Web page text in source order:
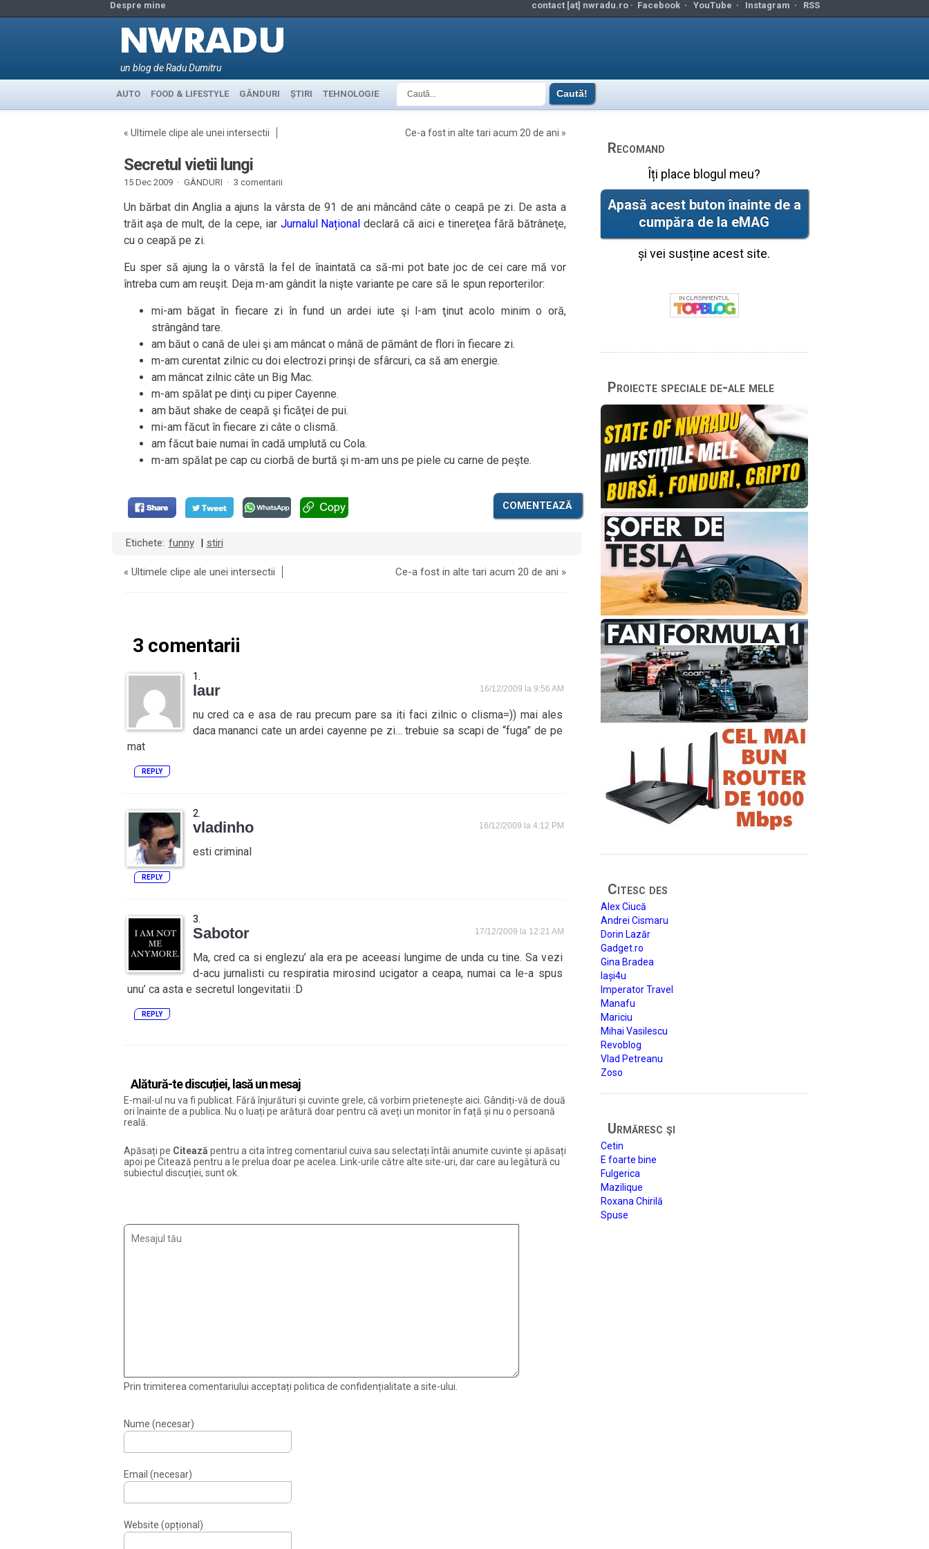
Despre mine contact [at] nwradu.ro · Facebook· YouTube · Instagram · RSS
un blog de Radu Dumitru
AUTO FOOD & LIFESTYLE GÂNDURI ȘTIRI TEHNOLOGIE
« Ultimele clipe ale unei intersectii Ce-a fost in alte tari acum 20 de ani »
Secretul vietii lungi
15 Dec 2009 · GÂNDURI · 3 comentarii
Un bărbat din Anglia a ajuns la vârsta de 91 de ani mâncând câte o ceapă pe zi. De asta a
trăit aşa de mult, de la cepe, iar Jurnalul Național declară că aici e tinereţea fără bătrâneţe,
cu o ceapă pe zi.
Eu sper să ajung la o vârstă la fel de înaintată ca să-mi pot bate joc de cei care mă vor
întreba cum am reuşit. Deja m-am gândit la nişte variante pe care să le spun reporterilor:
mi-am băgat în fiecare zi în fund un ardei iute şi l-am ţinut acolo minim o oră,
strângând tare.
am băut o cană de ulei şi am mâncat o mână de pământ de flori în fiecare zi.
m-am curentat zilnic cu doi electrozi prinşi de sfârcuri, ca să am energie.
am mâncat zilnic câte un Big Mac.
m-am spălat pe dinţi cu piper Cayenne.
am băut shake de ceapă şi ficăţei de pui.
mi-am făcut în fiecare zi câte o clismă.
am făcut baie numai în cadă umplută cu Cola.
m-am spălat pe cap cu ciorbă de burtă şi m-am uns pe piele cu carne de peşte.
COMENTEAZĂ
Etichete: funny stiri
« Ultimele clipe ale unei intersectii Ce-a fost in alte tari acum 20 de ani »
3 comentarii
laur 16/12/2009 la 9:56 AM
nu cred ca e asa de rau precum pare sa iti faci zilnic o clisma=)) mai ales
daca mananci cate un ardei cayenne pe zi… trebuie sa scapi de “fuga” de pe
mat
REPLY
vladinho 16/12/2009 la 4:12 PM
esti criminal
REPLY
Sabotor 17/12/2009 la 12:21 AM
Ma, cred ca si englezu’ ala era pe aceeasi lungime de unda cu tine. Sa vezi
d-acu jurnalisti cu respiratia mirosind ucigator a ceapa, numai ca le-a spus
unu’ ca asta e secretul longevitatii :D
REPLY
Alătură-te discuției, lasă un mesaj
E-mail-ul nu va fi publicat. Fără înjurături și cuvinte grele, că vorbim prietenește aici. Gândiți-vă de două
ori înainte de a publica. Nu o luați pe arătură doar pentru că aveți un monitor în față și nu o persoană
reală.
Apăsați pe Citează pentru a cita întreg comentariul cuiva sau selectați întâi anumite cuvinte și apăsați
apoi pe Citează pentru a le prelua doar pe acelea. Link-urile către alte site-uri, dar care au legătură cu
subiectul discuției, sunt ok.
Prin trimiterea comentariului acceptați politica de confidențialitate a site-ului.
Nume (necesar)
Email (necesar)
Website (opțional)
Recomand
Îți place blogul meu?
Apasă acest buton înainte de a
cumpăra de la eMAG
și vei susține acest site.
Proiecte speciale de-ale mele
Citesc des
Alex Ciucă
Andrei Cismaru
Dorin Lazăr
Gadget.ro
Gina Bradea
Iași4u
Imperator Travel
Manafu
Mariciu
Mihai Vasilescu
Revoblog
Vlad Petreanu
Zoso
Urmăresc şi
Cetin
E foarte bine
Fulgerica
Mazilique
Roxana Chirilă
Spuse